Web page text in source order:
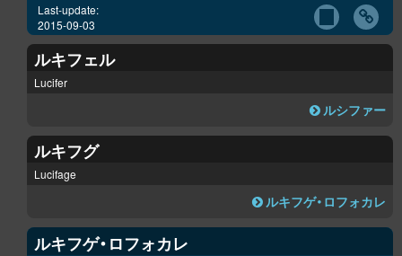
Last-update:
2015-09-03
ルキフェル
Lucifer
ルシファー
ルキフグ
Lucifage
ルキフゲ・ロフォカレ
ルキフゲ・ロフォカレ